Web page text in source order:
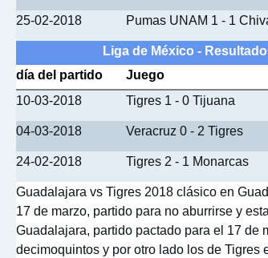
25-02-2018 Pumas UNAM 1 - 1
Liga de México -
día del partido
Juego
10-03-2018
Tigres 1 - 0 Tijuana
04-03-2018 Veracruz 0 - 2 Tigres
24-02-2018 Tigres 2 - 1 Monarcas
Guadalajara vs Tigres 2018 clásico en
17 de marzo, partido para no aburrirse y
Guadalajara, partido pactado para el 17 de
decimoquintos y por otro lado los de Tigres